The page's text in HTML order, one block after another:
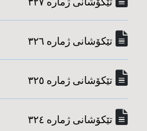
تێکۆشانی ژماره‌ ٣٢٦
تێکۆشانی ژماره‌ ٣٢٥
تێکۆشانی ژماره‌ ٣٢٤